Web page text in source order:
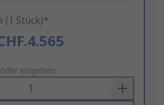
(1 Stück)*
eingeben